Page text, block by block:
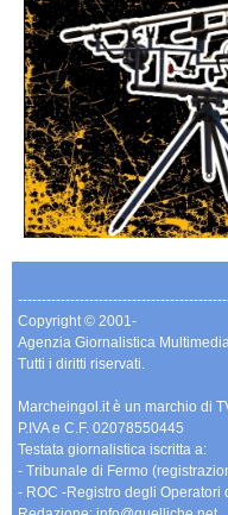
Copyright © 2001-
Agenzia Giornalistica
Tutti i diritti riservati.
Marcheingol.it è un marchio di
P.IVA e C.F. 02078550445
Testata giornalistica iscritta a:
- Tribunale di Fermo
- ROC -Registro degli